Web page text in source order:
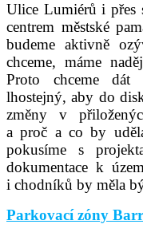
Ulice Lumiérů i přes
centrem městské
budeme aktivně
chceme, máme
Proto chceme dát
lhostejný, aby do
změny v
a proč a co by
pokusíme s
dokumentace k
i chodníků by měla
Parkovací zóny